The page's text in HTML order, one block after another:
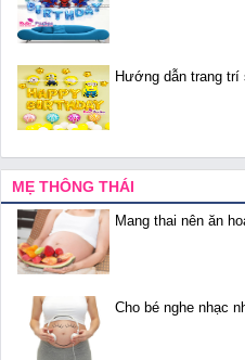
Hướng dẫn trang trí
MẸ THÔNG THÁI
Mang thai nên ăn
Cho bé nghe nhạc